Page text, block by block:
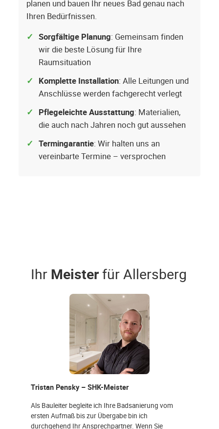
planen und bauen Ihr neues Bad genau nach
Ihren Bedürfnissen.
Sorgfältige Planung: Gemeinsam finden
wir die beste Lösung für Ihre
Raumsituation
Komplette Installation: Alle Leitungen und
Anschlüsse werden fachgerecht verlegt
Pflegeleichte Ausstattung: Materialien,
die auch nach Jahren noch gut aussehen
Termingarantie: Wir halten uns an
vereinbarte Termine – versprochen
Ihr Meisterfür Allersberg
Tristan Pensky – SHK-Meister
Als Bauleiter begleite ich Ihre Badsanierung vom
ersten Aufmaß bis zur Übergabe bin ich
durchgehend Ihr Ansprechpartner. Wenn Sie